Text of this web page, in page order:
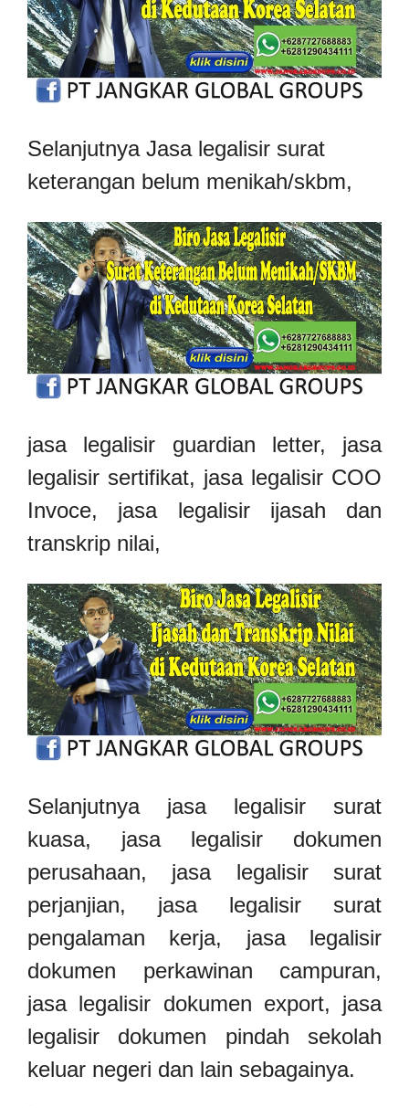
Selanjutnya Jasa legalisir surat
keterangan belum menikah/skbm,
jasa legalisir guardian letter, jasa
legalisir sertifikat, jasa legalisir COO
Invoce, jasa legalisir ijasah dan
transkrip nilai,
Selanjutnya jasa legalisir surat
kuasa, jasa legalisir dokumen
perusahaan, jasa legalisir surat
perjanjian, jasa legalisir surat
pengalaman kerja, jasa legalisir
dokumen perkawinan campuran,
jasa legalisir dokumen export, jasa
legalisir dokumen pindah sekolah
keluar negeri dan lain sebagainya.